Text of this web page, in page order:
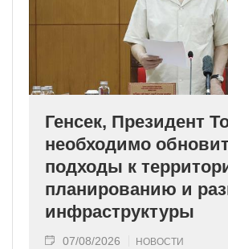
Генсек, Президент
необходимо
подходы к
планированию и
инфраструктуры
07/08/2026 НОВОСТИ